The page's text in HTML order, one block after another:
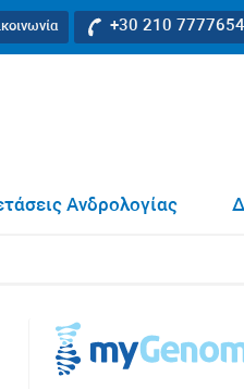
+30 210 7777654
Ανδρολογίας